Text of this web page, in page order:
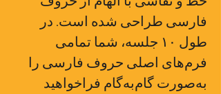
فارسی طراحی شده است. در
طول ۱۰ جلسه، شما تمامی
فرم‌های اصلی حروف فارسی را
به‌صورت گام‌به‌گام فراخواهید